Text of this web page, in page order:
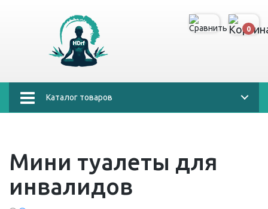
0
Каталог товаров
Мини туалеты для
инвалидов